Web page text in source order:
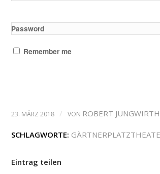
Password
Remember me
23. MÄRZ 2018 / VON ROBERT JUNGWIRTH
SCHLAGWORTE:
Eintrag teilen